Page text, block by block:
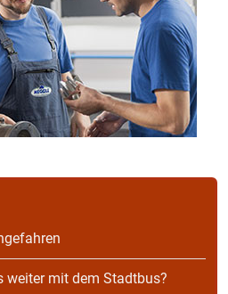
weiter mit dem Stadtbus?